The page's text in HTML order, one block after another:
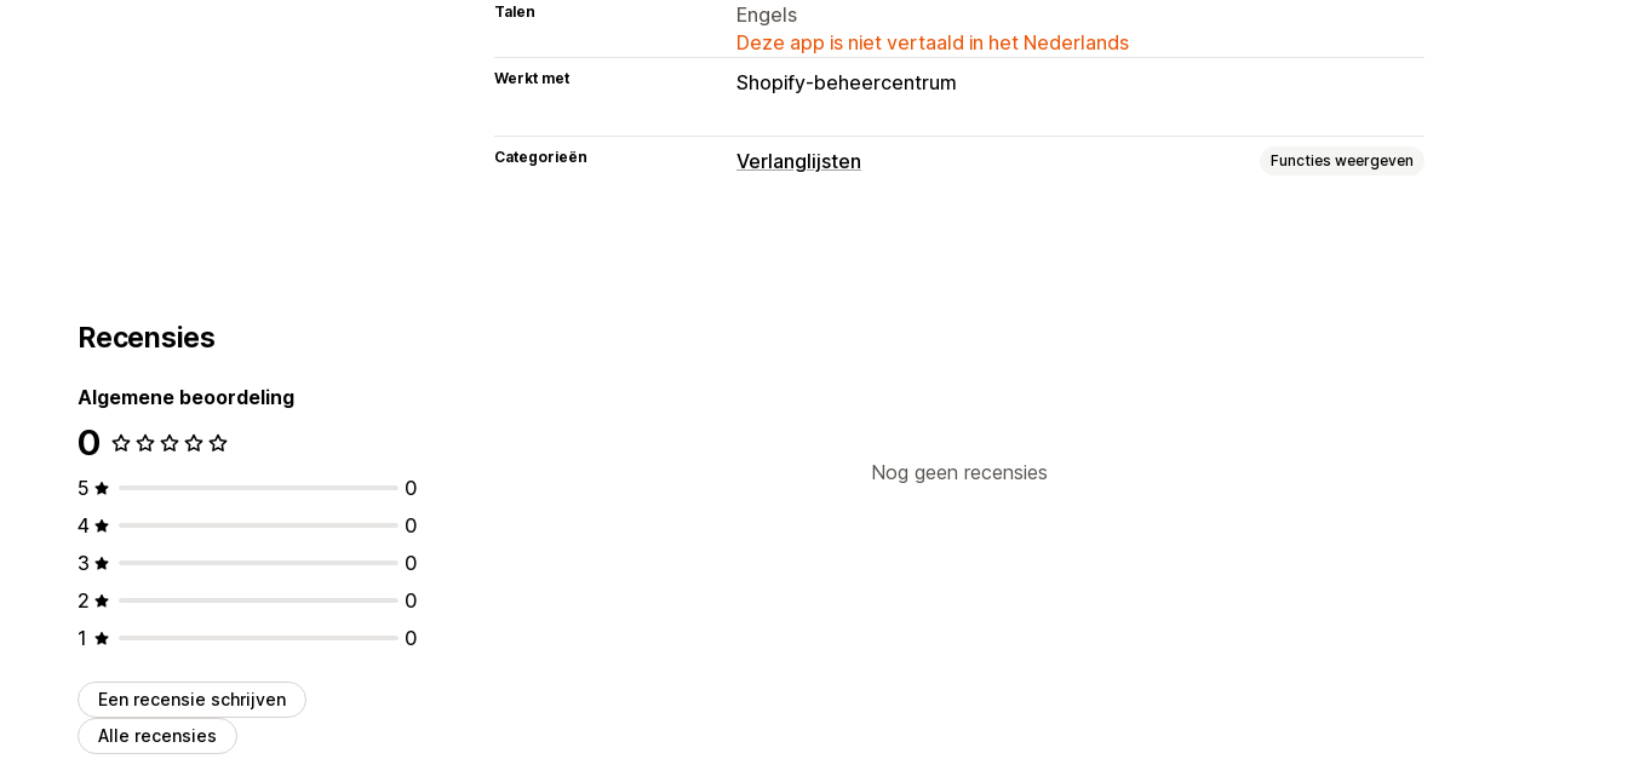
Talen
Engels
Deze app is niet vertaald in het Nederlands
Werkt met Shopify-beheercentrum
Categorieën Verlanglijsten Functies weergeven
Recensies
Algemene beoordeling
0
5
0
4
0
3
0
2
0
1
0
Een recensie schrijven
Alle recensies
Nog geen recensies